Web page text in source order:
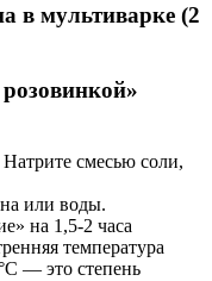
в мультиварке (2
смесью соли,
или воды.
на 1,5-2 часа
температура
— это степень